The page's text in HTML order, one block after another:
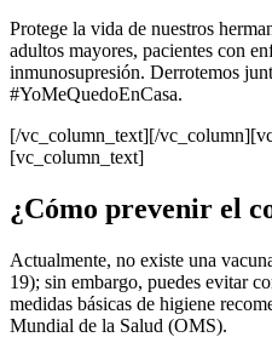
Protege la vida de nuestros
adultos mayores, pacientes con
inmunosupresión. Derrotemos
#YoMeQuedoEnCasa.
[/vc_column_text][/
[vc_column_text]
¿Cómo prevenir el
Actualmente, no existe una
19); sin embargo, puedes evitar
medidas básicas de higiene
Mundial de la Salud (OMS).